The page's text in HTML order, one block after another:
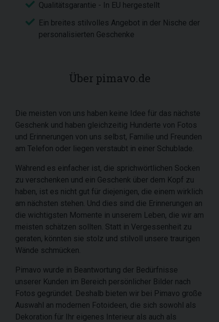
Qualitätsgarantie - In EU hergestellt
Ein breites stilvolles Angebot in der Nische der
personalisierten Geschenke
Über pimavo.de
Die meisten von uns haben keine Idee für das nächste
Geschenk und haben gleichzeitig Hunderte von Fotos
und Erinnerungen von uns selbst, Familie und Freunden
am Telefon oder liegen verstaubt in einer Schublade.
Während es einfacher ist, die sprichwörtlichen Socken
zu verschenken und ein Geschenk über dem Kopf zu
haben, ist es nicht gut für diejenigen, die einem wirklich
am nächsten stehen. Und dies sind die Erinnerungen an
die wichtigsten Momente in unserem Leben, die wir am
meisten schätzen sollten. Statt in Vergessenheit zu
geraten, könnten sie stolz und stilvoll unsere traurigen
Wände schmücken.
Pimavo wurde in Beantwortung der Bedürfnisse
unserer Kunden im Bereich persönlicher Bilder nach
Fotos gegründet. Deshalb bieten wir bei Pimavo große
Auswahl an modernen Fotoideen, die sich sowohl als
Dekoration für Ihr eigenes Interieur als auch als